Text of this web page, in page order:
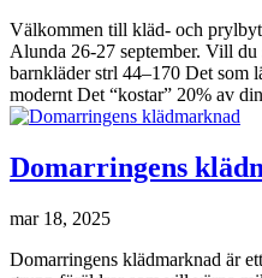
Välkommen till kläd- och
Alunda 26-27 september. Vill
barnkläder strl 44–170 Det som
modernt Det “kostar” 20% av
Domarringens
mar 18, 2025
Domarringens klädmarknad är